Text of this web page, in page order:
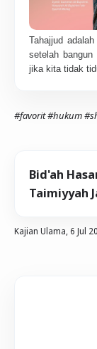
Tahajjud
setelah bangun
jika kita tidak
#favorit#hukum
Bid'ah
Taimiyyah
Kajian Ulama, 6 Jul